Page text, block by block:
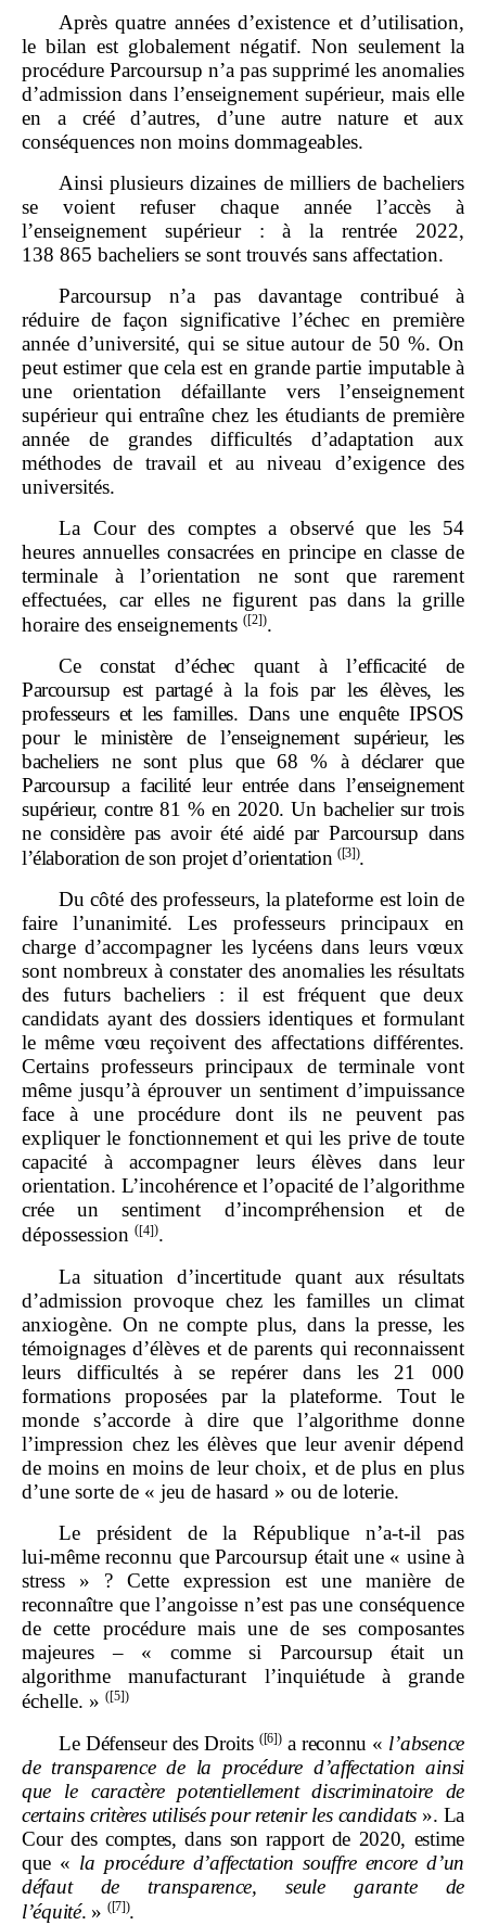
Après quatre années d’existence et d’utilisation,
le bilan est globalement négatif. Non seulement la
procédure Parcoursup n’a pas supprimé les anomalies
d’admission dans l’enseignement supérieur, mais elle
en a créé d’autres, d’une autre nature et aux
conséquences non moins dommageables.
Ainsi plusieurs dizaines de milliers de bacheliers
se voient refuser chaque année l’accès à
l’enseignement supérieur : à la rentrée 2022,
138 865 bacheliers se sont trouvés sans affectation.
Parcoursup n’a pas davantage contribué à
réduire de façon significative l’échec en première
année d’université, qui se situe autour de 50 %. On
peut estimer que cela est en grande partie imputable à
une orientation défaillante vers l’enseignement
supérieur qui entraîne chez les étudiants de première
année de grandes difficultés d’adaptation aux
méthodes de travail et au niveau d’exigence des
universités.
La Cour des comptes a observé que les 54
heures annuelles consacrées en principe en classe de
terminale à l’orientation ne sont que rarement
effectuées, car elles ne figurent pas dans la grille
horaire des enseignements ([2]).
Ce constat d’échec quant à l’efficacité de
Parcoursup est partagé à la fois par les élèves, les
professeurs et les familles. Dans une enquête IPSOS
pour le ministère de l’enseignement supérieur, les
bacheliers ne sont plus que 68 % à déclarer que
Parcoursup a facilité leur entrée dans l’enseignement
supérieur, contre 81 % en 2020. Un bachelier sur trois
ne considère pas avoir été aidé par Parcoursup dans
l’élaboration de son projet d’orientation ([3]).
Du côté des professeurs, la plateforme est loin de
faire l’unanimité. Les professeurs principaux en
charge d’accompagner les lycéens dans leurs vœux
sont nombreux à constater des anomalies les résultats
des futurs bacheliers : il est fréquent que deux
candidats ayant des dossiers identiques et formulant
le même vœu reçoivent des affectations différentes.
Certains professeurs principaux de terminale vont
même jusqu’à éprouver un sentiment d’impuissance
face à une procédure dont ils ne peuvent pas
expliquer le fonctionnement et qui les prive de toute
capacité à accompagner leurs élèves dans leur
orientation. L’incohérence et l’opacité de l’algorithme
crée un sentiment d’incompréhension et de
dépossession ([4]).
La situation d’incertitude quant aux résultats
d’admission provoque chez les familles un climat
anxiogène. On ne compte plus, dans la presse, les
témoignages d’élèves et de parents qui reconnaissent
leurs difficultés à se repérer dans les 21 000
formations proposées par la plateforme. Tout le
monde s’accorde à dire que l’algorithme donne
l’impression chez les élèves que leur avenir dépend
de moins en moins de leur choix, et de plus en plus
d’une sorte de « jeu de hasard » ou de loterie.
Le président de la République n’a‑t‑il pas
lui‑même reconnu que Parcoursup était une « usine à
stress » ? Cette expression est une manière de
reconnaître que l’angoisse n’est pas une conséquence
de cette procédure mais une de ses composantes
majeures – « comme si Parcoursup était un
algorithme manufacturant l’inquiétude à grande
échelle. » ([5])
Le Défenseur des Droits ([6])a reconnu « l’absence
de transparence de la procédure d’affectation ainsi
que le caractère potentiellement discriminatoire de
certains critères utilisés pour retenir les candidats ». La
Cour des comptes, dans son rapport de 2020, estime
que « la procédure d’affectation souffre encore d’un
défaut de transparence, seule garante de
l’équité. » ([7]).